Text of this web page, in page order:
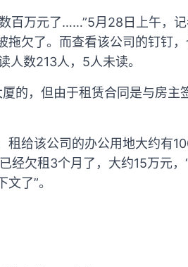
百万元了……”5月28日上午，
欠了。而查看该公司的钉钉，
人数213人，5人未读。
的，但由于租赁合同是与房主
给该公司的办公用地大约有
经欠租3个月了，大约15万元，
了”。